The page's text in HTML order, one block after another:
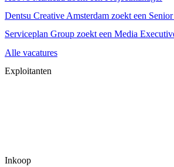
Dentsu Creative Amsterdam zoekt een
Serviceplan Group zoekt een Media
Alle vacatures
Exploitanten
Inkoop